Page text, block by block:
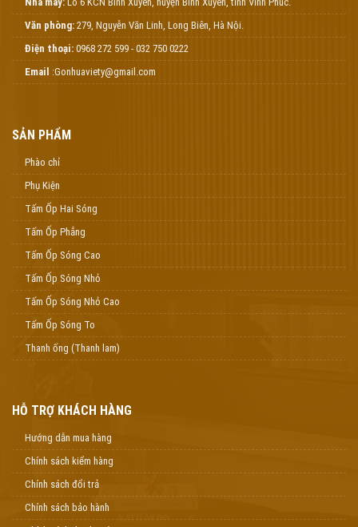
Văn phòng: 279, Nguyễn Văn Linh, Long Biên, Hà Nội.
Điện thoại: 0968 272 599 - 032 750 0222
Email :Gonhuaviety@gmail.com
SẢN PHẨM
Phào chỉ
Phụ Kiện
Tấm Ốp Hai Sóng
Tấm Ốp Phẳng
Tấm Ốp Sóng Cao
Tấm Ốp Sóng Nhỏ
Tấm Ốp Sóng Nhỏ Cao
Tấm Ốp Sóng To
Thanh ống (Thanh lam)
HỖ TRỢ KHÁCH HÀNG
Hướng dẫn mua hàng
Chính sách kiểm hàng
Chính sách đổi trả
Chính sách bảo hành